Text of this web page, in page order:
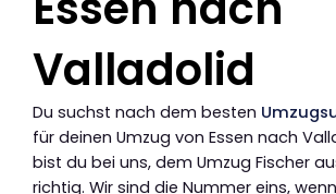
Valladolid
Du suchst nach dem besten
für deinen Umzug von Essen nach
bist du bei uns, dem Umzug Fischer
richtig. Wir sind die Nummer eins,